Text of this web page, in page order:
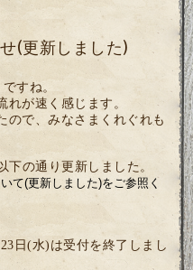
(更新しました)
すね。
が速く感じます。
ので、みなさまくれぐれも
下の通り更新しました。
て(更新しました)をご参照く
日(水) は受付を終了しまし